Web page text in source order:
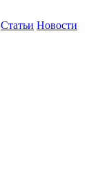
Статьи Новости